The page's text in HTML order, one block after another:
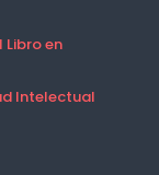
en
Intelectual